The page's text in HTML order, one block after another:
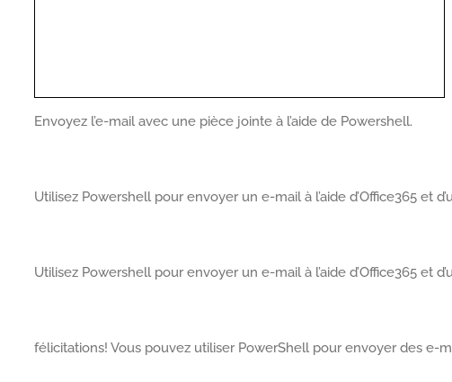
Envoyez l’e-mail avec une pièce jointe à l’aide de Powershell.
Utilisez Powershell pour envoyer un e-mail à l’aide d’Office365 et
Utilisez Powershell pour envoyer un e-mail à l’aide d’Office365 et
félicitations! Vous pouvez utiliser PowerShell pour envoyer des e-